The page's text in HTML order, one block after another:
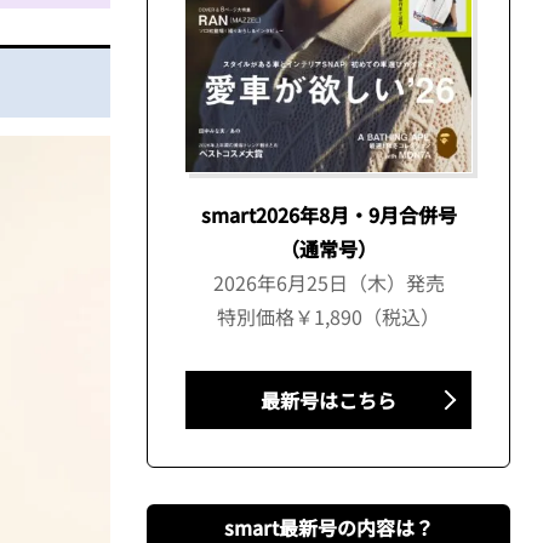
smart2026年8月・9月合併号
（通常号）
2026年6月25日（木）発売
特別価格￥1,890（税込）
最新号はこちら
smart最新号の内容は？